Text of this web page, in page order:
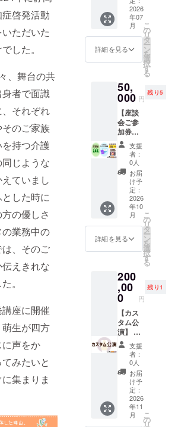
啓発活動
ただいた
した。
、舞台の共
者で面識
それぞれ
のご家族
持つ介護
じような
ていまし
した時に
の優しさ
業務中の
、そのご
えきれな
。
座に開催
生が四方
声をか
みたいと
集まりま
いな
ど。) ・
クラウ
ドファ
ング終
了後、
情報を
メール
にてご
案内い
たしま
す。お
送りす
るメー
ルを当
日受付
時にご
提示い
ただ
き、ご
いたし
ます。
者様の
交通費
や滞在
費は各
自でご
負担く
ださ
い。 ・
当日い
らっ
しゃら
なかっ
た場合
を含め
て現金
への交
ディン
グ内
で、返
信を添
紹介さ
せてい
「公開
可能」
の記載
がない
場合
は、掲
載致し
ませ
ん。ご
安心く
ださ
い。
で観る
認知症
の世
界 東
京公
待させ
ていた
す。(ク
ラウド
ファン
ディン
グ支援
者様特
別席) 日
程：
2026年
6月14日
(日) 時
間：開
①13:30
または
②18:00
劇回の
指定を
お願い
ます。)
場所：
「本所
地域プ
ラザ
BIGSHI
P 多目
的ホー
ル」 ・
クラウ
ドファ
ンディ
臭スプ
レーに
ついて
災害時
や介護
状況に
ある方
に是非
使用し
ていた
だきた
い、体
に優し
い抗
菌・抗
ウイル
ス・消
臭ミス
トで
す。 ・
個数/1
個 ・発
・お申
し込み
時のご
住所に
発送さ
せてい
ただき
ます。
ーーー
ーーー
ーーー
ー ◉特別
編集版
公演動
画につ
いて ・
用消臭
スプ
レー＋
特別編
集版公
演動
画】 ◉ク
ト掲載
公演動
画にク
レジッ
トを記
載させ
ていた
だきま
す。 ・
クレ
ジット
に掲載
するお
名前
を“備考
欄”にご
記入下
方法：
文字。
30文字
以内。
・掲載
場所：
公演動
画のエ
ンド
ロー
ル。 ◉
公演特
別席ご
招待
2026年
2026
年07
月
詳細を見る
こ
の
リ
タ
ー
ン
を
選
択
す
る
50,
000 円
残り5
【座談
会ご参
加券＋
公演動
画への
クレ
ジット
掲載＋
公演特
別席ご
招待＋
特別編
集版公
演動
画】 ◉座
談会
の3名と
の座談
会にご
参加い
ただけ
ます。
・場
所：東
京都内
または
zoom
・時
間：45
時：ご
相談の
支援
者：
0人
お届
け予
定：
2026
年10
月
詳細を見る
こ
の
リ
タ
ー
ン
を
選
択
す
る
200
,00
0 円
残り1
【カス
タム公
演】 ご
支援者
様の街
や企業
で1回公
演を行
いま
す。内
容はご
支援者
支援
者：
0人
お届
け予
定：
2026
年11
月
こ
の
リ